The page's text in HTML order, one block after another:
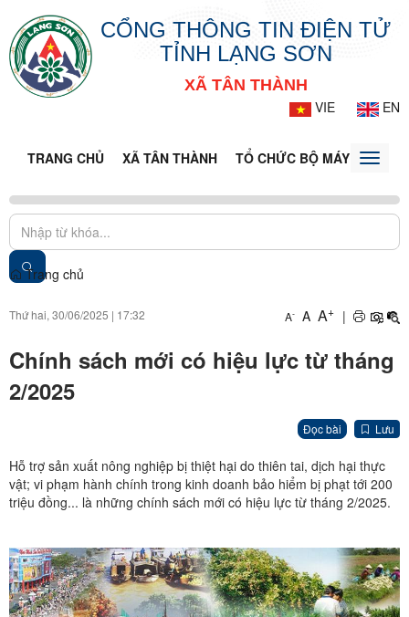
CỔNG THÔNG TIN ĐIỆN TỬ
TỈNH LẠNG SƠN
XÃ TÂN THÀNH
VIE
EN
TRANG CHỦ XÃ TÂN THÀNH TỔ CHỨC BỘ MÁY
Toggle
Trang chủ
Thứ hai, 30/06/2025 | 17:32 A- A A+ |
Chính sách mới có hiệu lực từ tháng
2/2025
Đọc bài Lưu
Hỗ trợ sản xuất nông nghiệp bị thiệt hại do thiên tai, dịch hại thực
vật; vi phạm hành chính trong kinh doanh bảo hiểm bị phạt tới 200
triệu đồng... là những chính sách mới có hiệu lực từ tháng 2/2025.